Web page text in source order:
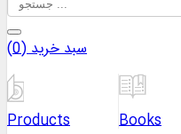
سبد خرید (0
)
Products Books